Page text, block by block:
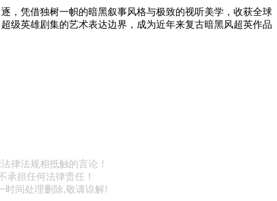
，凭借独树一帜的暗黑叙事风格与极致的视听美学，收获全球
级英雄剧集的艺术表达边界，成为近年来复古暗黑风超英作品
律法规相抵触的言论！
承担任何法律责任！
时间处理删除,敬请谅解!